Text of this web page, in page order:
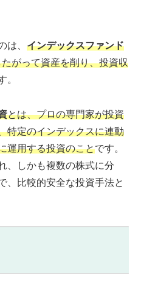
は、 インデックスファンド
がって資産を削り、投資収
。
とは、プロの専門家が投資
特定のインデックスに連動
運用する投資のことです。
、しかも複数の株式に分
、比較的安全な投資手法と